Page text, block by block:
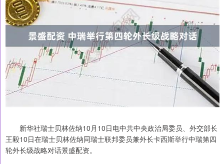
新华社瑞士贝林佐纳10月10日电中共中央政治局委员、外交部长
王毅10日在瑞士贝林佐纳同瑞士联邦委员兼外长卡西斯举行中瑞第四
轮外长级战略对话景盛配资。